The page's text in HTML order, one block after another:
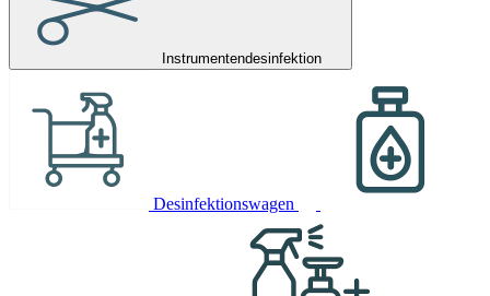
Instrumentendesinfektion
Desinfektionswagen